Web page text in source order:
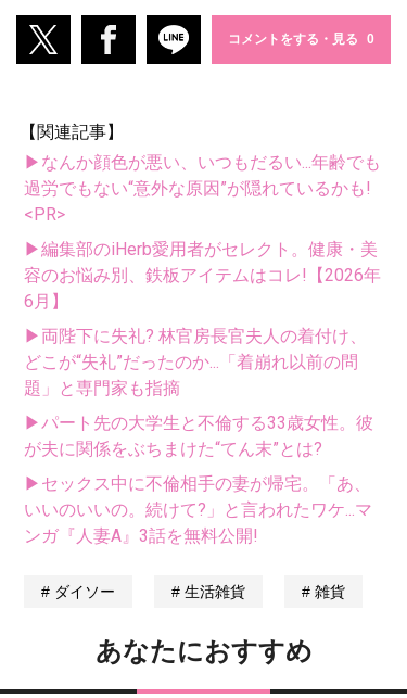
コメントをする・見る
【関連記事】
▶なんか顔色が悪い、いつもだるい...年齢でも
過労でもない“意外な原因”が隠れているかも!
<PR>
▶編集部のiHerb愛用者がセレクト。健康・美
容のお悩み別、鉄板アイテムはコレ!【2026年
6月】
▶両陛下に失礼? 林官房長官夫人の着付け、
どこが“失礼”だったのか...「着崩れ以前の問
題」と専門家も指摘
▶パート先の大学生と不倫する33歳女性。彼
が夫に関係をぶちまけた“てん末”とは?
▶セックス中に不倫相手の妻が帰宅。「あ、
いいのいいの。続けて?」と言われたワケ...マ
ンガ『人妻A』3話を無料公開!
ダイソー 生活雑貨 雑貨
あなたにおすすめ